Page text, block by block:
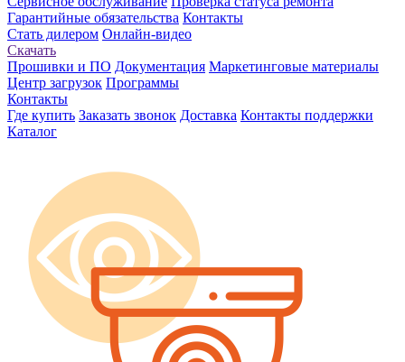
Гарантийные обязательства Контакты
Стать дилером Онлайн-видео
Скачать
Прошивки и ПО Документация Маркетинговые материалы
Центр загрузок Программы
Контакты
Где купить Заказать звонок Доставка Контакты поддержки
Каталог